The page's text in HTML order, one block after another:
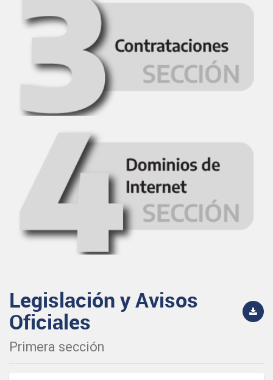
Legislación y Avisos
Oficiales
Primera sección